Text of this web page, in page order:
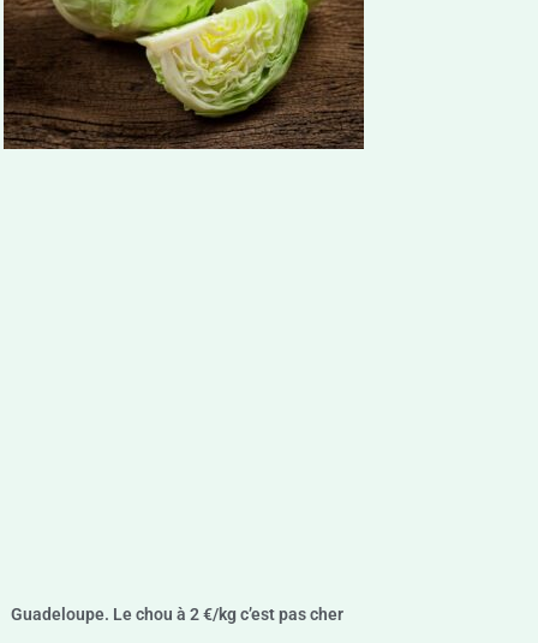
Guadeloupe. Le chou à 2 €/kg c’est pas cher